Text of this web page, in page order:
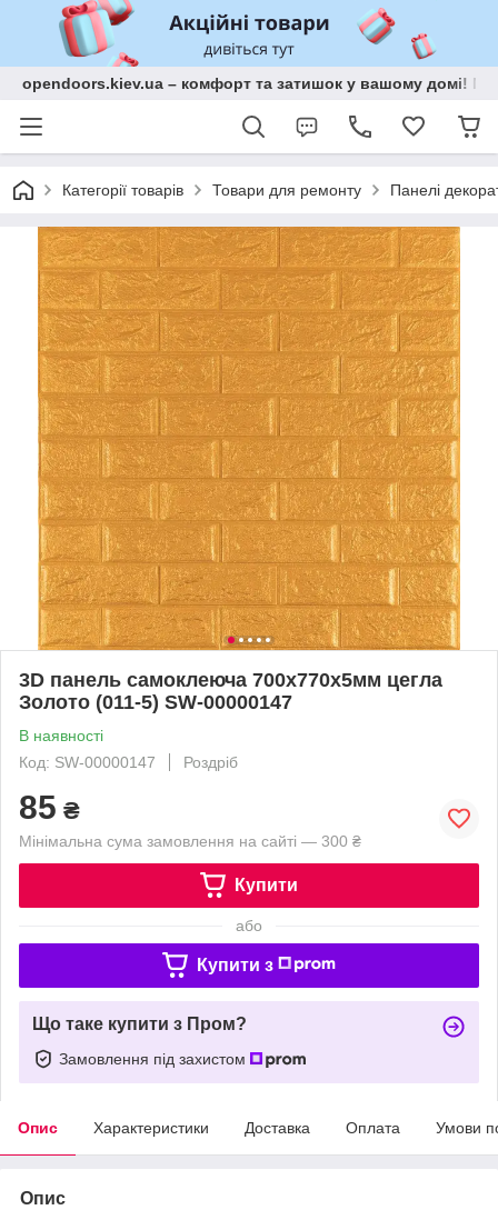
opendoors.kiev.ua – комфорт та затишок у вашому домі!
Категорії товарів Товари для ремонту Панелі
3D панель самоклеюча 700х770х5мм цегла
Золото (011-5) SW-00000147
В наявності
Код: SW-00000147
Роздріб
85 ₴
Мінімальна сума замовлення на сайті — 300 ₴
Купити
або
Купити з
Що таке купити з Пром?
Замовлення під захистом
Опис Характеристики Доставка Оплата Умови
Опис